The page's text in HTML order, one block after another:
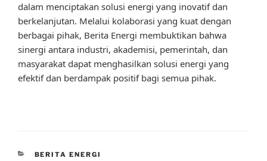
dalam menciptakan solusi energi yang inovatif dan
berkelanjutan. Melalui kolaborasi yang kuat dengan
berbagai pihak, Berita Energi membuktikan bahwa
sinergi antara industri, akademisi, pemerintah, dan
masyarakat dapat menghasilkan solusi energi yang
efektif dan berdampak positif bagi semua pihak.
CATEGORIES
BERITA ENERGI